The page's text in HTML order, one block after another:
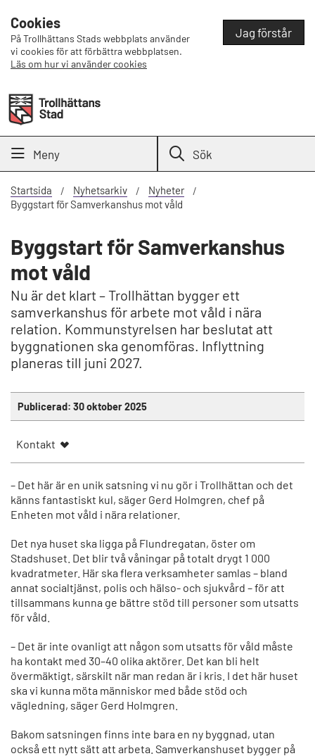
Cookies
På Trollhättans Stads webbplats använder
vi cookies för att förbättra webbplatsen.
Läs om hur vi använder cookies
Jag förstår
Meny Sök
Startsida Nyhetsarkiv
Nyheter
Byggstart för Samverkanshus mot våld
Byggstart för Samverkanshus
mot våld
Nu är det klart – Trollhättan bygger ett
samverkanshus för arbete mot våld i nära
relation. Kommunstyrelsen har beslutat att
byggnationen ska genomföras. Inflyttning
planeras till juni 2027.
Publicerad: 30 oktober 2025
Kontakt
– Det här är en unik satsning vi nu gör i Trollhättan och det
känns fantastiskt kul, säger Gerd Holmgren, chef på
Enheten mot våld i nära relationer.
Det nya huset ska ligga på Flundregatan, öster om
Stadshuset. Det blir två våningar på totalt drygt 1 000
kvadratmeter. Här ska flera verksamheter samlas – bland
annat socialtjänst, polis och hälso- och sjukvård – för att
tillsammans kunna ge bättre stöd till personer som utsatts
för våld.
– Det är inte ovanligt att någon som utsatts för våld måste
ha kontakt med 30–40 olika aktörer. Det kan bli helt
övermäktigt, särskilt när man redan är i kris. I det här huset
ska vi kunna möta människor med både stöd och
vägledning, säger Gerd Holmgren.
Bakom satsningen finns inte bara en ny byggnad, utan
också ett nytt sätt att arbeta. Samverkanshuset bygger på